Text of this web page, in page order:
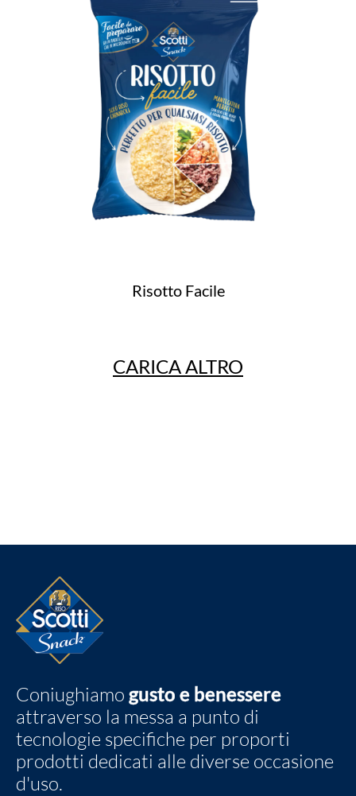
Risotto Facile
CARICA ALTRO
Coniughiamo gusto e benessere
attraverso la messa a punto di
tecnologie specifiche per proporti
prodotti dedicati alle diverse occasione
d'uso.